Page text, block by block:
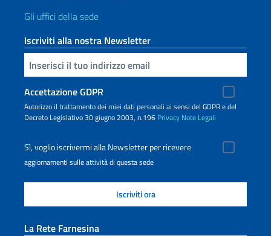
Gli uffici della sede
Iscriviti alla nostra Newsletter
Inserisci la tua email
Accettazione GDPR
Autorizzo il trattamento dei miei dati personali ai sensi del GDPR e del
Decreto Legislativo 30 giugno 2003, n.196 Privacy Note Legali
Sì, voglio iscrivermi alla Newsletter per ricevere
aggiornamenti sulle attività di questa sede
La Rete Farnesina